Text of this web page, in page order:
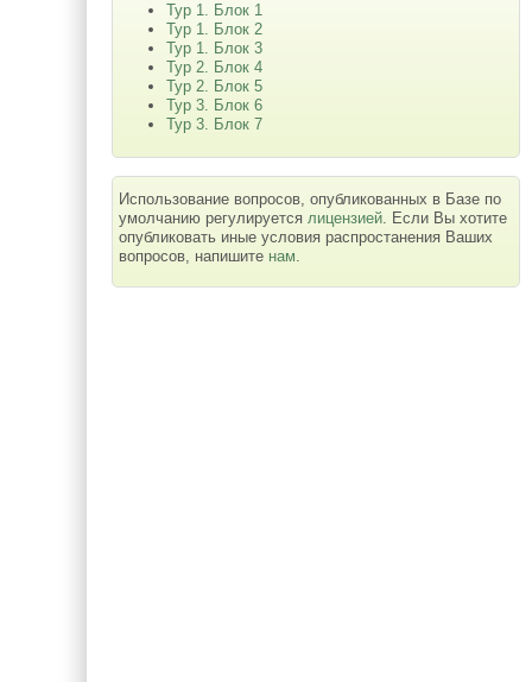
Тур 1. Блок 1
Тур 1. Блок 2
Тур 1. Блок 3
Тур 2. Блок 4
Тур 2. Блок 5
Тур 3. Блок 6
Тур 3. Блок 7
Использование вопросов, опубликованных в Базе по
умолчанию регулируется лицензией. Если Вы хотите
опубликовать иные условия распростанения Ваших
вопросов, напишите нам.